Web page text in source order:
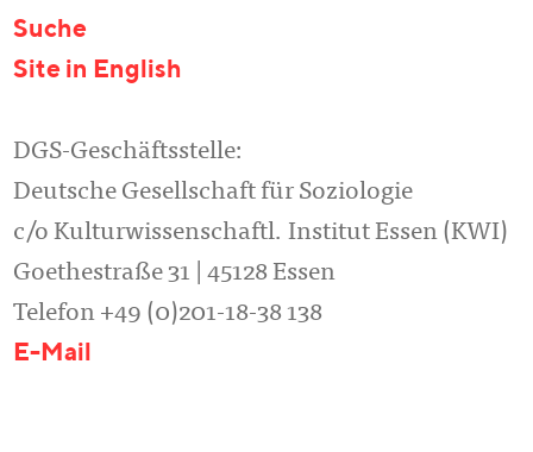
Suche
Site in English
DGS-Geschäftsstelle:
Deutsche Gesellschaft für Soziologie
c/o Kulturwissenschaftl. Institut Essen (KWI)
Goethestraße 31 | 45128 Essen
Telefon +49 (0)201-18-38 138
E-Mail